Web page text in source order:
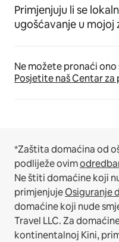
Primjenjuju li se
ugošćavanje u mojoj
Ne možete pronaći
Posjetite naš Centar za
*Zaštita domaćina od
podliježe ovim
Ne štiti domaćine koji
primjenjujeOsiguranje
domaćine koji nude
Travel LLC.Za
kontinentalnoj Kini,